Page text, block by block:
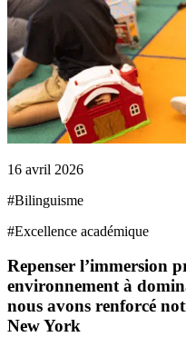
16 avril 2026
#Bilinguisme
#Excellence académique
Repenser l’immersion
environnement à
nous avons renforcé
New York